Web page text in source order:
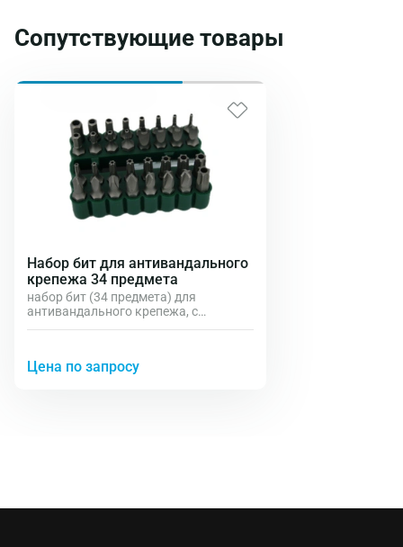
Сопутствующие товары
Набор бит для антивандального
крепежа 34 предмета
набор бит (34 предмета) для
антивандального крепежа, с
магнитным держателем в удобном
Hole TH), HEX TR (Hex-Hole HH), SP
Цена по запросу